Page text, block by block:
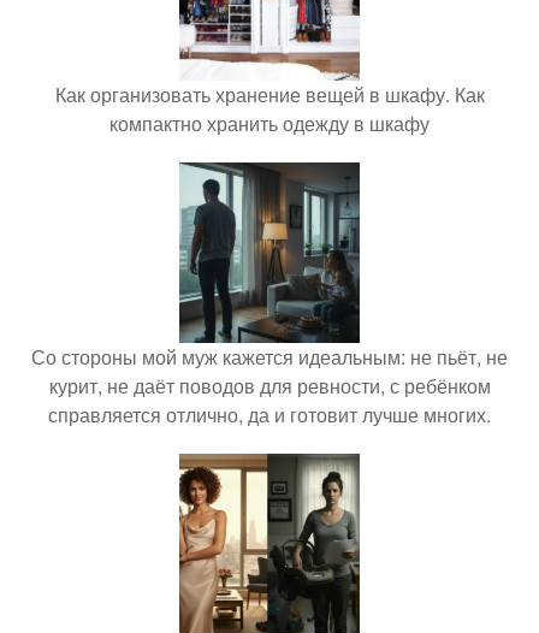
Как организовать хранение вещей в шкафу. Как
компактно хранить одежду в шкафу
Со стороны мой муж кажется идеальным: не пьёт, не
курит, не даёт поводов для ревности, с ребёнком
справляется отлично, да и готовит лучше многих.